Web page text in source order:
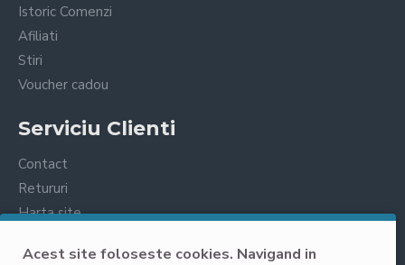
Acest site foloseste cookies. Navigand in
Istoric Comenzi
Afiliati
Stiri
Voucher cadou
Serviciu Clienti
Contact
Retururi
Harta site